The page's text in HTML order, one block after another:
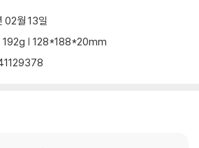
02월 13일
192g | 128*188*20mm